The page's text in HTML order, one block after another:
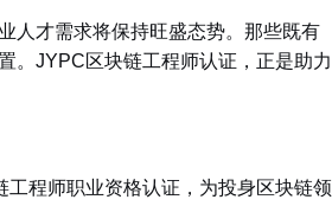
人才需求将保持旺盛态势。那些既有
。JYPC区块链工程师认证，正是助力
程师职业资格认证，为投身区块链领